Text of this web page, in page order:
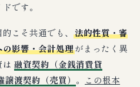
です。
こそ共通でも、 法的性質・審
影響・会計処理がまったく異
融資契約（金銭消費貸
譲渡契約（売買） 。
この根本